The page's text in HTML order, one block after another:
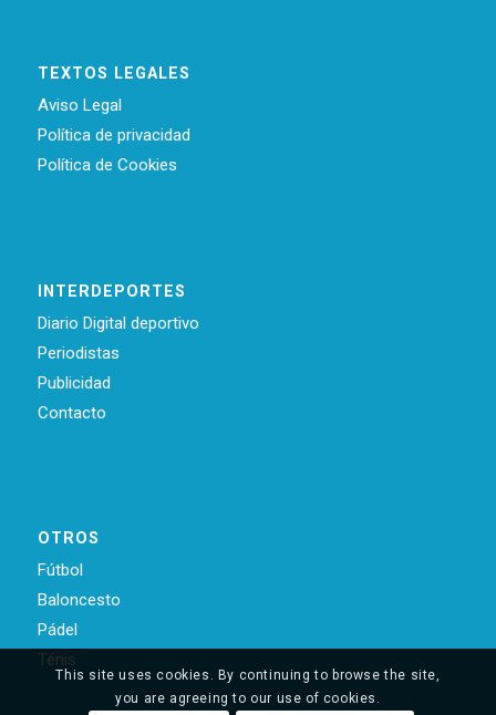
TEXTOS LEGALES
Aviso Legal
Política de privacidad
Política de Cookies
INTERDEPORTES
Diario Digital deportivo
Periodistas
Publicidad
Contacto
OTROS
Fútbol
Baloncesto
Pádel
Ténis
This site uses cookies. By continuing to browse the site,
you are agreeing to our use of cookies.